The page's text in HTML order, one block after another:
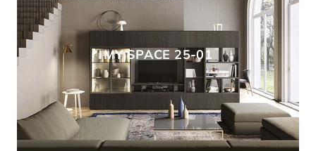
MY SPACE 25-01